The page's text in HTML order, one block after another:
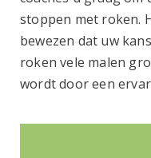
stoppen met roken.
bewezen dat uw
roken vele malen
wordt door een